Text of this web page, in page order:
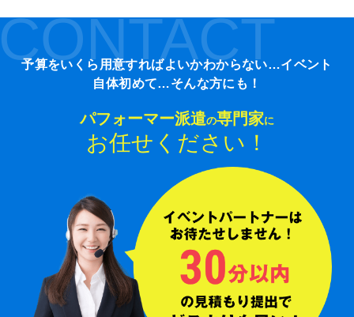
予算をいくら用意すればよいかわからない…イベント
自体初めて…そんな方にも！
パフォーマー派遣の専門家に
お任せください！